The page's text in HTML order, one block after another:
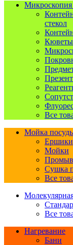
Микроскопия
стекол
Кюветы
Все
Мойка
Ершики
Мойки
Сушка
Все
Все
Нагревание
Бани